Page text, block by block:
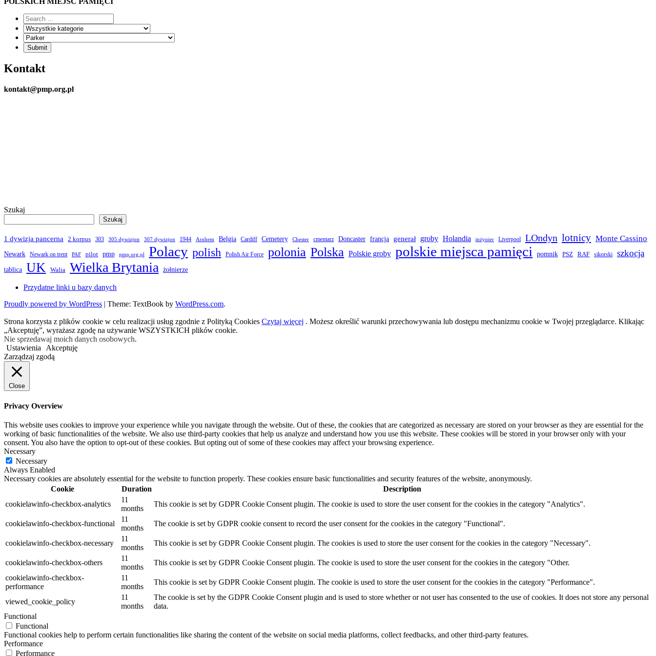
Kontakt
kontakt@pmp.org.pl
Szukaj
Szukaj
1 dywizja pancerna 2 korpus 303 305 dywizjon 307 dywizjon 1944 Arnhem Belgia Cardiff Cemetery Chester cmentarz Doncaster francja generał groby Holandia inżynier Liverpool LOndyn lotnicy Monte Cassino
Newark Newark on trent PAF pilot pmp pmp.org.pl Polacy polish Polish Air Force polonia Polska Polskie groby polskie miejsca pamięci pomnik PSZ RAF sikorski szkocja
tablica UK Walia Wielka Brytania żołnierze
Przydatne linki u bazy danych
Proudly powered by WordPress | Theme: TextBook by WordPress.com.
Strona korzysta z plików cookie w celu realizacji usług zgodnie z Polityką Cookies Czytaj więcej . Możesz określić warunki przechowywania lub dostępu mechanizmu cookie w Twojej przeglądarce. Klikając
„Akceptuję”, wyrażasz zgodę na używanie WSZYSTKICH plików cookie.
Nie sprzedawaj moich danych osobowych.
Ustawienia
Akceptuję
Zarządzaj zgodą
Close
Privacy Overview
This website uses cookies to improve your experience while you navigate through the website. Out of these, the cookies that are categorized as necessary are stored on your browser as they are essential for the
working of basic functionalities of the website. We also use third-party cookies that help us analyze and understand how you use this website. These cookies will be stored in your browser only with your
consent. You also have the option to opt-out of these cookies. But opting out of some of these cookies may affect your browsing experience.
Necessary
Necessary
Always Enabled
Necessary cookies are absolutely essential for the website to function properly. These cookies ensure basic functionalities and security features of the website, anonymously.
Cookie
Duration
Description
cookielawinfo-checkbox-analytics
11
months
This cookie is set by GDPR Cookie Consent plugin. The cookie is used to store the user consent for the cookies in the category "Analytics".
cookielawinfo-checkbox-functional
11
months
The cookie is set by GDPR cookie consent to record the user consent for the cookies in the category "Functional".
cookielawinfo-checkbox-necessary
11
months
This cookie is set by GDPR Cookie Consent plugin. The cookies is used to store the user consent for the cookies in the category "Necessary".
cookielawinfo-checkbox-others
11
months
This cookie is set by GDPR Cookie Consent plugin. The cookie is used to store the user consent for the cookies in the category "Other.
cookielawinfo-checkbox-
performance
11
months
This cookie is set by GDPR Cookie Consent plugin. The cookie is used to store the user consent for the cookies in the category "Performance".
viewed_cookie_policy
11
months
The cookie is set by the GDPR Cookie Consent plugin and is used to store whether or not user has consented to the use of cookies. It does not store any personal
data.
Functional
Functional
Functional cookies help to perform certain functionalities like sharing the content of the website on social media platforms, collect feedbacks, and other third-party features.
Performance
Performance